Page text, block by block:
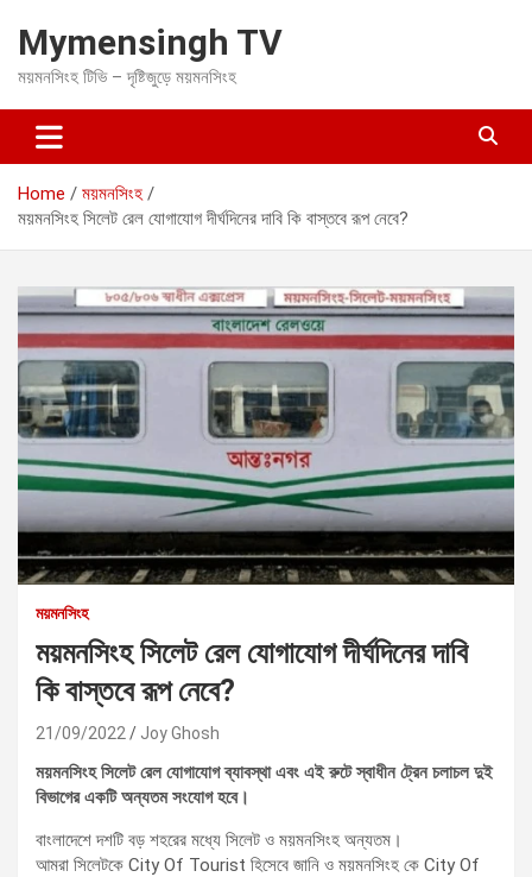
t
c
Mymensingh TV
ময়মনসিংহ টিভি – দৃষ্টিজুড়ে ময়মনসিংহ
Home
ময়মনসিংহ
ময়মনসিংহ সিলেট রেল যোগাযোগ দীর্ঘদিনের দাবি কি বাস্তবে রূপ নেবে?
ময়মনসিংহ
ময়মনসিংহ সিলেট রেল যোগাযোগ দীর্ঘদিনের দাবি
কি বাস্তবে রূপ নেবে?
21/09/2022 Joy Ghosh
ময়মনসিংহ সিলেট রেল যোগাযোগ ব্যাবস্থা এবং এই রুটে স্বাধীন ট্রেন চলাচল দুই
বিভাগের একটি অন্যতম সংযোগ হবে।
বাংলাদেশে দশটি বড় শহরের মধ্যে সিলেট ও ময়মনসিংহ অন্যতম।
আমরা সিলেটকে City Of Tourist হিসেবে জানি ও ময়মনসিংহ কে City Of